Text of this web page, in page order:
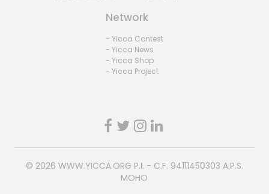
Network
- Yicca Contest
- Yicca News
- Yicca Shop
- Yicca Project
© 2026 WWW.YICCA.ORG P.I. - C.F. 94111450303 A.P.S.
MOHO